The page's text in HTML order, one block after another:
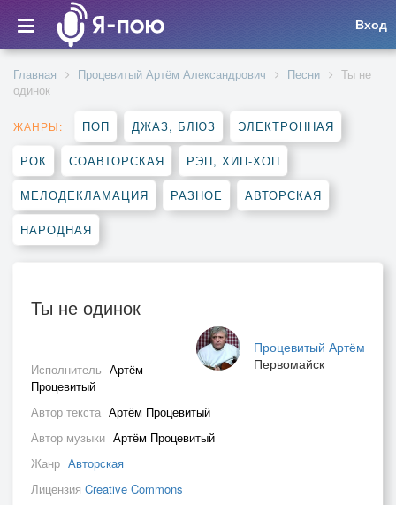
Вход
Главная Процевитый Артём Александрович Песни
Ты не
одинок
ЖАНРЫ: ПОП ДЖАЗ, БЛЮЗ ЭЛЕКТРОННАЯ
РОК СОАВТОРСКАЯ РЭП, ХИП-ХОП
МЕЛОДЕКЛАМАЦИЯ РАЗНОЕ АВТОРСКАЯ
НАРОДНАЯ
Ты не одинок
Процевитый Артём
Первомайск
Исполнитель Артём
Процевитый
Автор текста Артём Процевитый
Автор музыки Артём Процевитый
Жанр Авторская
Лицензия Creative Commons